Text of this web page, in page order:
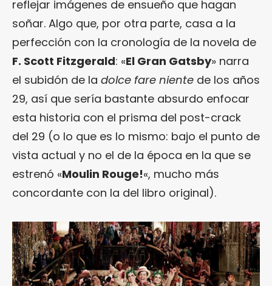
reflejar imágenes de ensueño que hagan
soñar. Algo que, por otra parte, casa a la
perfección con la cronología de la novela de
F. Scott Fitzgerald: «El Gran Gatsby» narra
el subidón de la dolce fare niente de los años
29, así que sería bastante absurdo enfocar
esta historia con el prisma del post-crack
del 29 (o lo que es lo mismo: bajo el punto de
vista actual y no el de la época en la que se
estrenó «Moulin Rouge!«, mucho más
concordante con la del libro original).